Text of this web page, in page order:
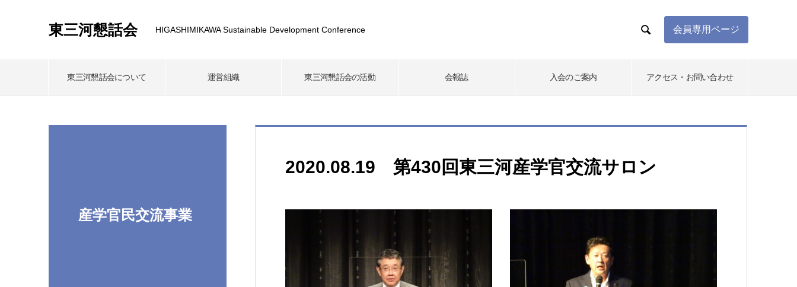
東三河懇話会 HIGASHIMIKAWA Sustainable Development Conference  会員専用ページ
東三河懇話会について 運営組織 東三河懇話会の活動 会報誌 入会のご案内 アクセス・お問い合わせ
産学官民交流事業
2020.08.19 第430回東三河産学官交流サロン